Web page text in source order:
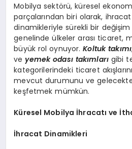
Mobilya sektörü, küresel
parçalarından biri olarak,
dinamikleriyle sürekli bir
genelinde ülkeler arası ticaret,
büyük rol oynuyor.Koltuk takımı
veyemek odası takımları gibi
kategorilerindeki ticaret
mevcut durumunu ve
keşfetmek mümkün.
Küresel Mobilya İhracatı ve
İhracat Dinamikleri